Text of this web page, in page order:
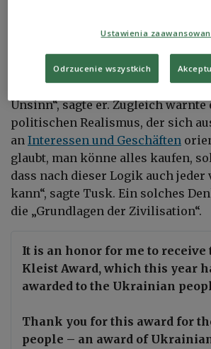
Tusk wies Behauptungen
Europa oder die NATO befänden
Niedergang. „Ich höre Meinungen,
vor dem Zusammenbruch, die
Unsinn“, sagte er. Zugleich
politischen Realismus, der sich
an Interessen und Geschäften
glaubt, man könne alles kaufen,
dass nach dieser Logik auch
kann“, sagte Tusk. Ein solches
die „Grundlagen der Zivilisation“.
It is an honor for me to receive
Kleist Award, which this year
awarded to the Ukrainian
Thank you for this award for
people – an award of
Ustawienia
Odrzucenie wszystkich